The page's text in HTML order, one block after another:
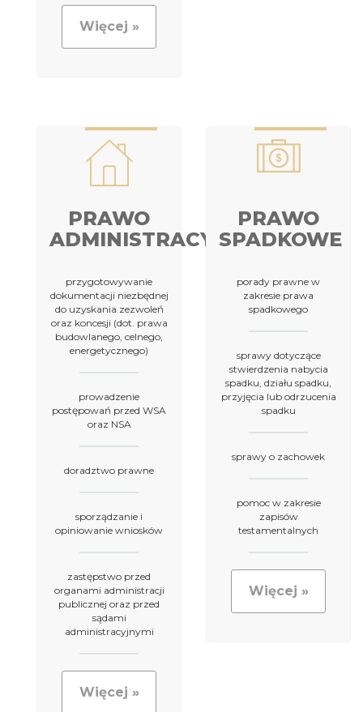
Więcej »
PRAWO
ADMINISTRACYJNE
przygotowywanie
dokumentacji niezbędnej
do uzyskania zezwoleń
oraz koncesji (dot. prawa
budowlanego, celnego,
energetycznego)
prowadzenie
postępowań przed WSA
oraz NSA
doradztwo prawne
sporządzanie i
opiniowanie wniosków
zastępstwo przed
organami administracji
publicznej oraz przed
sądami
administracyjnymi
Więcej »
PRAWO
SPADKOWE
porady prawne w
zakresie prawa
spadkowego
sprawy dotyczące
stwierdzenia nabycia
spadku, działu spadku,
przyjęcia lub odrzucenia
spadku
sprawy o zachowek
pomoc w zakresie
zapisów
testamentalnych
Więcej »